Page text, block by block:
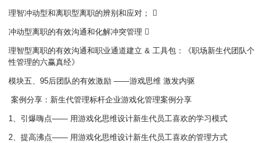
理智冲动型和离职型离职的辨别和应对； 
冲动型离职的有效沟通和化解冲突管理 
理智型离职的有效沟通和职业通道建立 & 工具包：《职场新生代团队个
性管理的六赢真经》
模块五、95后团队的有效激励 ——游戏思维 激发内驱
案例分享：新生代管理标杆企业游戏化管理案例分享
1、引爆嗨点—— 用游戏化思维设计新生代员工喜欢的学习模式
2、提高沸点—— 用游戏化思维设计新生代员工喜欢的管理方式